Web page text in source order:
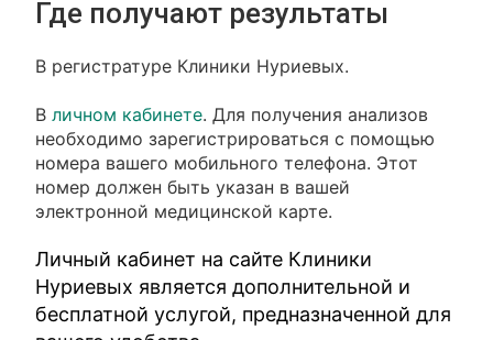
Где получают результаты
В регистратуре Клиники Нуриевых.
Вличном кабинете. Для получения анализов
необходимо зарегистрироваться с помощью
номера вашего мобильного телефона. Этот
номер должен быть указан в вашей
электронной медицинской карте.
Личный кабинет на сайте Клиники
Нуриевых является дополнительной и
бесплатной услугой, предназначенной для